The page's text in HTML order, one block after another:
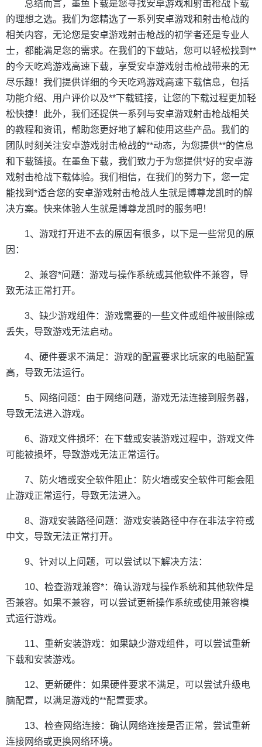
总结而言，墨鱼下载是您寻找安卓游戏和射击枪战下载
的理想之选。我们为您精选了一系列安卓游戏和射击枪战的
相关内容，无论您是安卓游戏射击枪战的初学者还是专业人
士，都能满足您的需求。在我们的下载站，您可以轻松找到**
的今天吃鸡游戏高速下载，享受安卓游戏射击枪战带来的无
尽乐趣！我们提供详细的今天吃鸡游戏高速下载信息，包括
功能介绍、用户评价以及**下载链接，让您的下载过程更加轻
松快捷！此外，我们还提供一系列与安卓游戏射击枪战相关
的教程和资讯，帮助您更好地了解和使用这些产品。我们的
团队时刻关注安卓游戏射击枪战的**动态，为您提供**的信息
和下载链接。在墨鱼下载，我们致力于为您提供*好的安卓游
戏射击枪战下载体验。我们相信，在我们的努力下，您一定
能找到*适合您的安卓游戏射击枪战人生就是博尊龙凯时的解
决方案。快来体验人生就是博尊龙凯时的服务吧！
1、游戏打开进不去的原因有很多，以下是一些常见的原
因：
2、兼容*问题：游戏与操作系统或其他软件不兼容，导
致无法正常打开。
3、缺少游戏组件：游戏需要的一些文件或组件被删除或
丢失，导致游戏无法启动。
4、硬件要求不满足：游戏的配置要求比玩家的电脑配置
高，导致无法运行。
5、网络问题：由于网络问题，游戏无法连接到服务器，
导致无法进入游戏。
6、游戏文件损坏：在下载或安装游戏过程中，游戏文件
可能被损坏，导致游戏无法正常运行。
7、防火墙或安全软件阻止：防火墙或安全软件可能会阻
止游戏正常运行，导致无法进入。
8、游戏安装路径问题：游戏安装路径中存在非法字符或
中文，导致无法正常打开。
9、针对以上问题，可以尝试以下解决方法：
10、检查游戏兼容*：确认游戏与操作系统和其他软件是
否兼容。如果不兼容，可以尝试更新操作系统或使用兼容模
式运行游戏。
11、重新安装游戏：如果缺少游戏组件，可以尝试重新
下载和安装游戏。
12、更新硬件：如果硬件要求不满足，可以尝试升级电
脑配置，以满足游戏的**配置要求。
13、检查网络连接：确认网络连接是否正常，尝试重新
连接网络或更换网络环境。